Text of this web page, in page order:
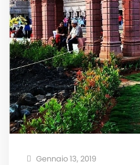
Gennaio 13, 2019